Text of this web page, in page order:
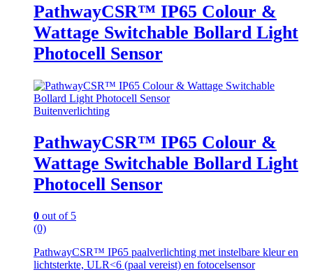
PathwayCSR™ IP65 Colour &
Wattage Switchable Bollard Light
Photocell Sensor
Buitenverlichting
PathwayCSR™ IP65 Colour &
Wattage Switchable Bollard Light
Photocell Sensor
0 out of 5
(0)
PathwayCSR™ IP65 paalverlichting met instelbare kleur en
lichtsterkte, ULR<6 (paal vereist) en fotocelsensor